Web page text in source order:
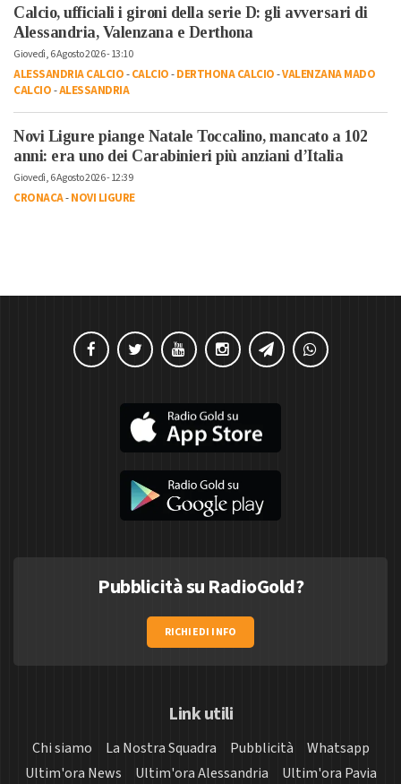
Calcio, ufficiali i gironi della serie D: gli avversari di
Alessandria, Valenzana e Derthona
Giovedì, 6 Agosto 2026 - 13:10
ALESSANDRIA CALCIO-CALCIO-DERTHONA CALCIO-VALENZANA MADO
CALCIO-ALESSANDRIA
Novi Ligure piange Natale Toccalino, mancato a 102
anni: era uno dei Carabinieri più anziani d’Italia
Giovedì, 6 Agosto 2026 - 12:39
CRONACA-NOVI LIGURE
Pubblicità su RadioGold?
RICHIEDI INFO
Link utili
Chi siamo La Nostra Squadra Pubblicità
Whatsapp
Ultim'ora News
Ultim'ora Alessandria
Ultim'ora Pavia